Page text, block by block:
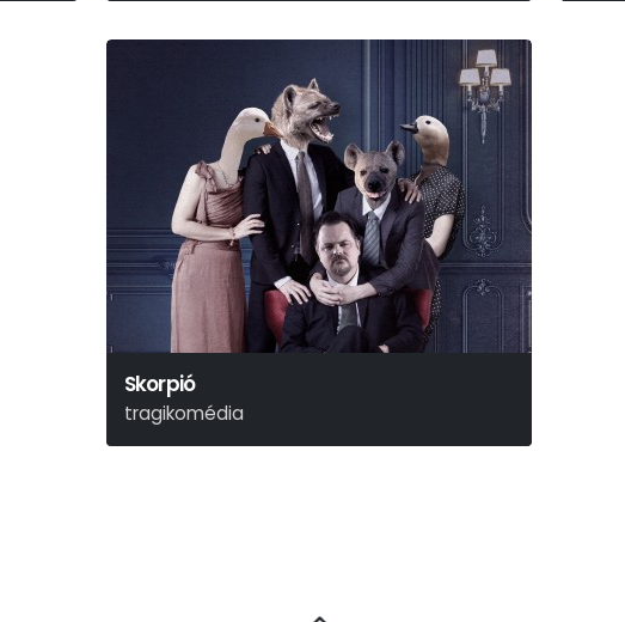
Skorpió
tragikomédia
Kerékgyártó István